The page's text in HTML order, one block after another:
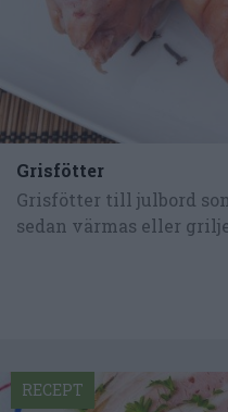
Grisfötter
Grisfötter till julbord
sedan värmas eller
RECEPT